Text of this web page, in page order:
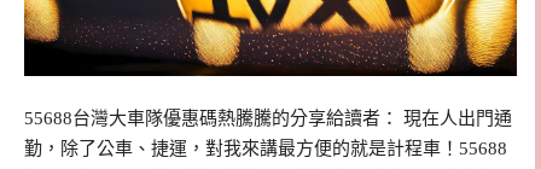
55688台灣大車隊優惠碼熱騰騰的分享給讀者： 現在人出門通
勤，除了公車、捷運，對我來講最方便的就是計程車！55688